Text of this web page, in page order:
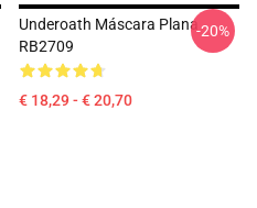
Underoath Máscara Plana
RB2709
€ 18,29 - € 20,70
-20%